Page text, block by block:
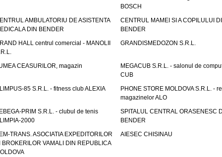
BOSCH
AMBULATORIU DE ASISTENTA
DIN BENDER
CENTRUL MAMEI SI A COPILULUI
BENDER
HALL centrul comercial - MANOLII
GRANDISMEDOZON S.R.L.
CEASURILOR, magazin
MEGACUB S.R.L. - salonul de
CUB
85 S.R.L. - fitness club ALEXIA
PHONE STORE MOLDOVA S.R.L. -
magazinelor ALO
PRIM S.R.L. - clubul de tenis
2000
SPITALUL CENTRAL ORASENESC
BENDER
TRANS. ASOCIATIA EXPEDITORILOR
BROKERILOR VAMALI DIN REPUBLICA
AIESEC CHISINAU